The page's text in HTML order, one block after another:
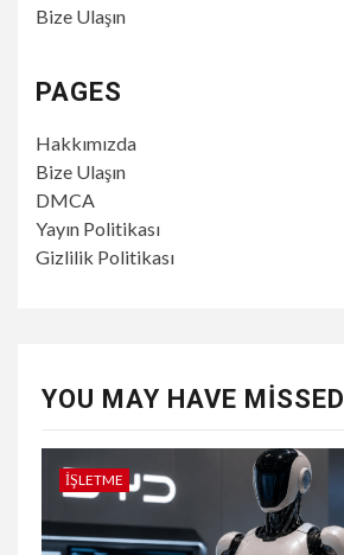
Bize Ulaşın
PAGES
Hakkımızda
Bize Ulaşın
DMCA
Yayın Politikası
Gizlilik Politikası
YOU MAY HAVE MISSED
İŞLETME